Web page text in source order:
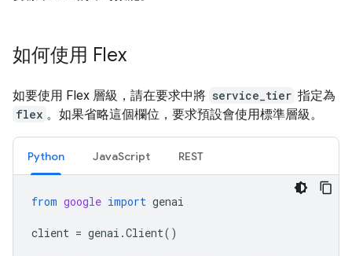
如何使用 Flex
如要使用 Flex 層級，請在要求中將 service_tier 指定為
flex 。如果省略這個欄位，要求預設會使用標準層級。
Python JavaScript REST
from google import genai
client = genai .Client()